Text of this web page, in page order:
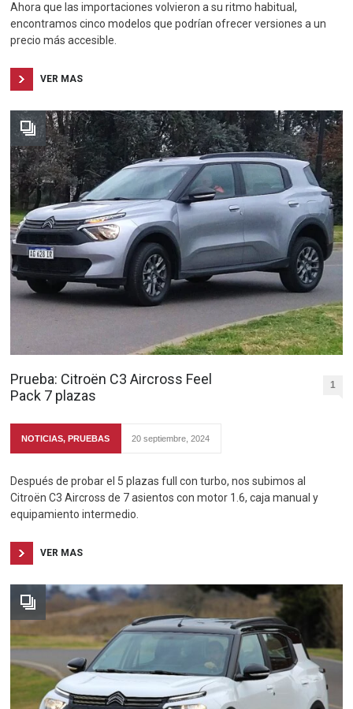
Ahora que las importaciones volvieron a su ritmo habitual,
encontramos cinco modelos que podrían ofrecer versiones a un
precio más accesible.
VER MAS
Prueba: Citroën C3 Aircross Feel
Pack 7 plazas
1
NOTICIAS,PRUEBAS 20 septiembre, 2024
Después de probar el 5 plazas full con turbo, nos subimos al
Citroën C3 Aircross de 7 asientos con motor 1.6, caja manual y
equipamiento intermedio.
VER MAS